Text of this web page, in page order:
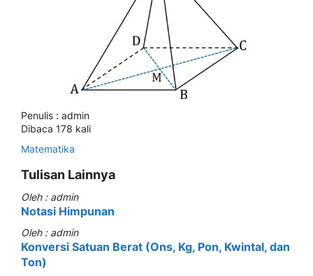
Penulis : admin
Dibaca 178 kali
Matematika
Tulisan Lainnya
Oleh : admin
Notasi Himpunan
Oleh : admin
Konversi Satuan Berat (Ons, Kg, Pon, Kwintal, dan
Ton)